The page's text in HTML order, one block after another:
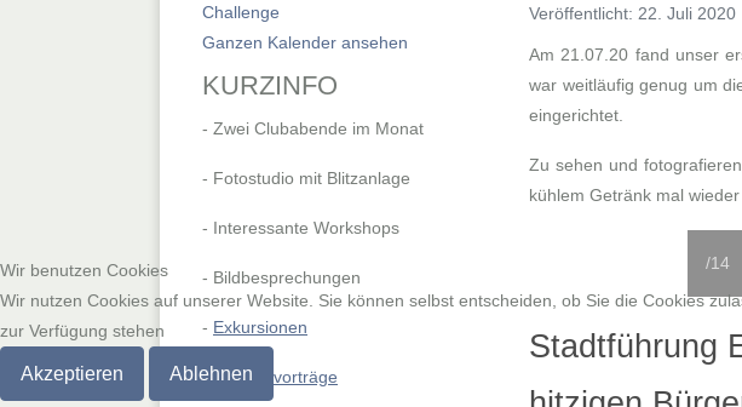
Challenge
Ganzen Kalender ansehen
KURZINFO
- Zwei Clubabende im Monat
- Fotostudio mit Blitzanlage
- Interessante Workshops
- Bildbesprechungen
- Exkursionen
-Beamervorträge
Veröffentlicht: 22. Juli 2020
Am 21.07.20 fand unser
war weitläufig genug um
eingerichtet.
Zu sehen und
kühlem Getränk mal
/14
Stadtführung
Wir benutzen Cookies
Wir nutzen Cookies auf unserer Website. Sie können selbst entscheiden, ob Sie die Cookies
zur Verfügung stehen
Akzeptieren Ablehnen